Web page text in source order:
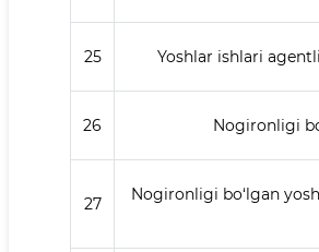
25 Yoshlar ishlari
26 Nogironligi
27
Nogironligi bo‘lgan